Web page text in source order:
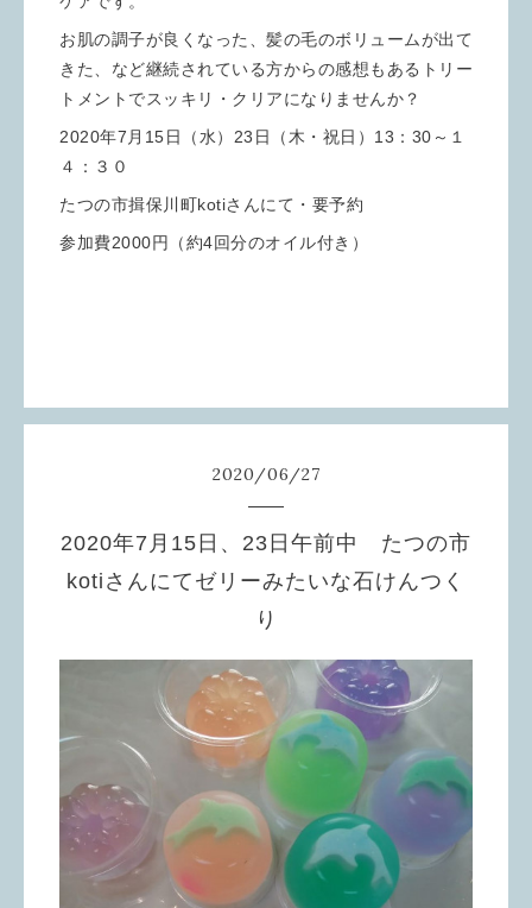
お肌の調子が良くなった、髪の毛のボリュームが出て
きた、など継続されている方からの感想もあるトリー
トメントでスッキリ・クリアになりませんか？
2020年7月15日（水）23日（木・祝日）13：30～１
４：３０
たつの市揖保川町kotiさんにて・要予約
参加費2000円（約4回分のオイル付き）
2020/06/27
2020年7月15日、23日午前中 たつの市
kotiさんにてゼリーみたいな石けんつく
り